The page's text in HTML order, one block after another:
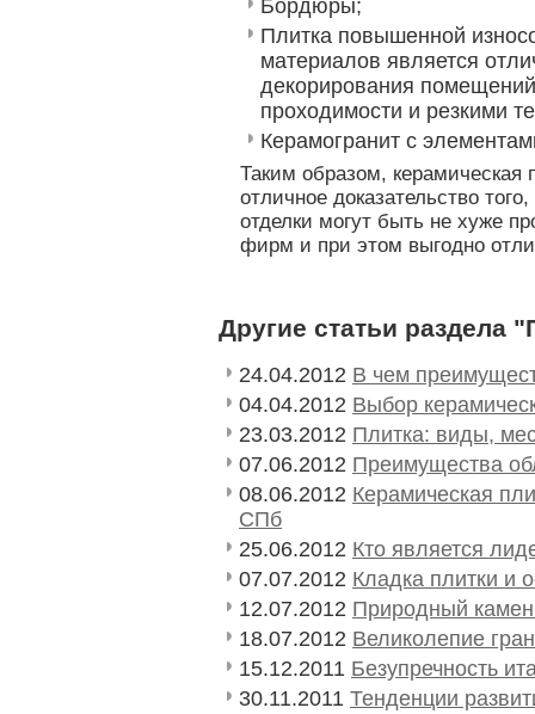
Бордюры;
Плитка повышенной
материалов является
декорирования
проходимости и резкими
Керамогранит с
Таким образом,
отличное доказательство
отделки могут быть не хуже
фирм и при этом выгодно
Другие статьи раздела
24.04.2012 В чем
04.04.2012 Выбор
23.03.2012 Плитка: виды,
07.06.2012 Преимущества
08.06.2012 Керамическая
СПб
25.06.2012 Кто является
07.07.2012 Кладка плитки и
12.07.2012 Природный
18.07.2012 Великолепие
15.12.2011 Безупречность
30.11.2011 Тенденции